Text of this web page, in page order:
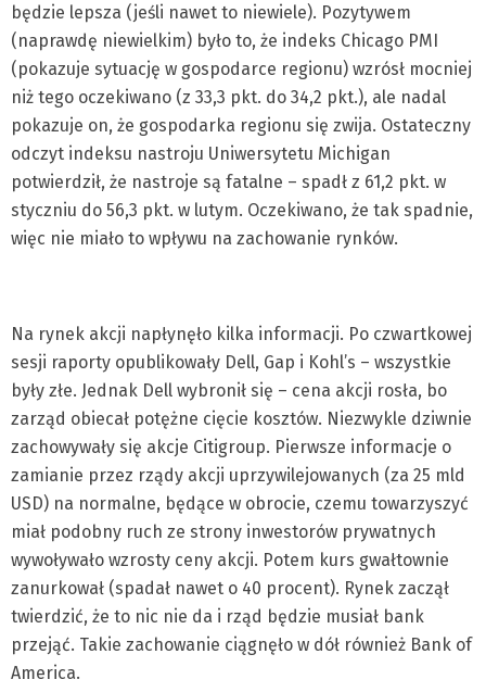
będzie lepsza (jeśli nawet to niewiele). Pozytywem
(naprawdę niewielkim) było to, że indeks Chicago PMI
(pokazuje sytuację w gospodarce regionu) wzrósł mocniej
niż tego oczekiwano (z 33,3 pkt. do 34,2 pkt.), ale nadal
pokazuje on, że gospodarka regionu się zwija. Ostateczny
odczyt indeksu nastroju Uniwersytetu Michigan
potwierdził, że nastroje są fatalne – spadł z 61,2 pkt. w
styczniu do 56,3 pkt. w lutym. Oczekiwano, że tak spadnie,
więc nie miało to wpływu na zachowanie rynków.
Na rynek akcji napłynęło kilka informacji. Po czwartkowej
sesji raporty opublikowały Dell, Gap i Kohl’s – wszystkie
były złe. Jednak Dell wybronił się – cena akcji rosła, bo
zarząd obiecał potężne cięcie kosztów. Niezwykle dziwnie
zachowywały się akcje Citigroup. Pierwsze informacje o
zamianie przez rządy akcji uprzywilejowanych (za 25 mld
USD) na normalne, będące w obrocie, czemu towarzyszyć
miał podobny ruch ze strony inwestorów prywatnych
wywoływało wzrosty ceny akcji. Potem kurs gwałtownie
zanurkował (spadał nawet o 40 procent). Rynek zaczął
twierdzić, że to nic nie da i rząd będzie musiał bank
przejąć. Takie zachowanie ciągnęło w dół również Bank of
America.